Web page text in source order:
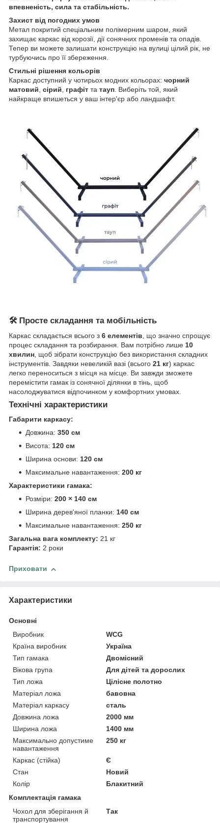
впевненість, сила та стабільність.
Захист від погодних умов
Метал покритий спеціальним полімерним шаром, який
захищає каркас від корозії, дії сонячних променів та опадів.
Тепер ви можете залишати конструкцію на вулиці цілий рік, не
турбуючись про її збереження.
Стильні рішення кольорів
Каркас доступний у чотирьох модних кольорах: чорний
матовий сірий графіт та тауп . Виберіть той, який
найкраще впишеться у ваш інтер'єр або ландшафт.
🛠 Просте складання та мобільність
Каркас складається всього з 6 елементів , що значно спрощує
процес складання та розбирання. Вам потрібно лише 10
хвилин , щоб зібрати конструкцію без використання складних
інструментів. Завдяки невеликій вазі (всього 21 кг) каркас
легко переноситься з місця на місце. Ви завжди зможете
перемістити гамак із сонячної ділянки в тінь, щоб
насолоджуватися відпочинком у комфортних умовах.
Технічні характеристики
Габарити каркасу:
Довжина: 350 см
Висота: 120 см
Ширина основи: 120 см
Максимальне навантаження: 200 кг
Характеристики гамака:
Розміри: 200 × 140 см
Ширина дерев'яної планки: 140 см
Максимальне навантаження: 250 кг
Загальна вага комплекту: 21 кг
Гарантія: 2 роки
Приховати
Характеристики
Основні
Виробник
WCG
Країна виробник
Україна
Тип гамака
Двомісний
Вікова група
Для дітей та дорослих
Тип ложа
Цілісне полотно
Матеріал ложа
бавовна
Матеріал каркасу
сталь
Довжина ложа
2000 мм
Ширина ложа
1400 мм
Максимально допустиме
навантаження
250 кг
Каркас (стійка)
Є
Стан
Новий
Колір
Блакитний
Комплектація гамака
Чохол для зберігання й
транспортування
Так